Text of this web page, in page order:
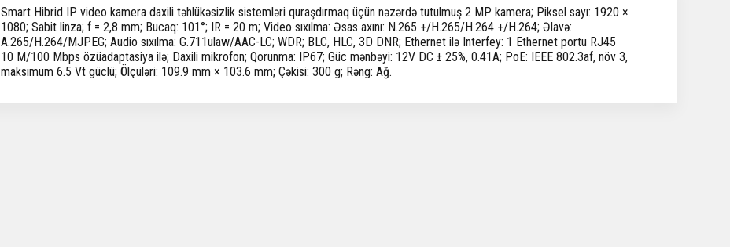
Smart Hibrid IP video kamera daxili təhlükəsizlik sistemləri quraşdırmaq üçün nəzərdə tutulmuş 2 MP kamera; Piksel sayı: 1920 ×
1080; Sabit linza; f = 2,8 mm; Bucaq: 101°; IR = 20 m; Video sıxılma: Əsas axını: N.265 +/H.265/H.264 +/H.264; Əlavə:
A.265/H.264/MJPEG; Audio sıxılma: G.711ulaw/AAC-LC; WDR; BLC, HLC, 3D DNR; Ethernet ilə Interfey: 1 Ethernet portu RJ45
10 M/100 Mbps özüadaptasiya ilə; Daxili mikrofon; Qorunma: IP67; Güc mənbəyi: 12V DC ± 25%, 0.41A; PoE: IEEE 802.3af, növ 3,
maksimum 6.5 Vt güclü; Ölçüləri: 109.9 mm × 103.6 mm; Çəkisi: 300 g; Rəng: Ağ.